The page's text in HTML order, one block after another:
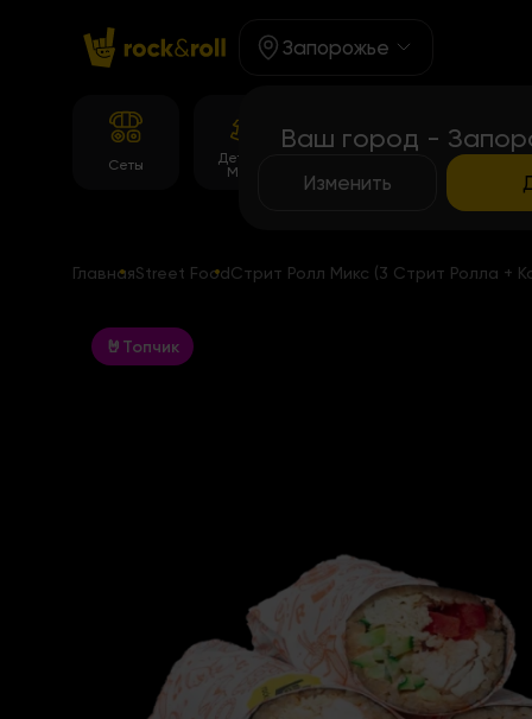
Запорожье
Ваш город -
Изменить
Сеты
Детское
Меню
Темпура
ГлавнаяStreet FoodСтрит Ролл Микс (3 Стрит Ролла +
🤘Топчик